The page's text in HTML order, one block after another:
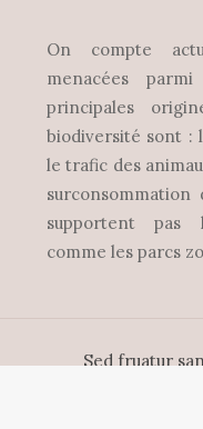
On compte
menacées
principales
biodiversité sont :
le trafic des
surconsommation
supportent pas
comme les parcs
Sed fruatur